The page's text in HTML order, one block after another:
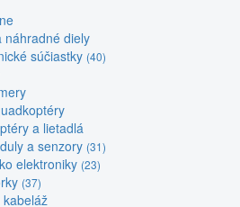
náhradné diely
súčiastky (40)
a lietadlá
a senzory (31)
elektroniky (23)
(37)
kabeláž